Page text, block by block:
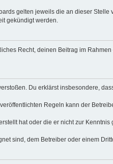
gelten jeweils die an dieser Stelle
gekündigt werden.
Recht, deinen Beitrag im Rahmen
Du erklärst insbesondere,
Regeln kann der
hat oder die er nicht zur
sind, dem Betreiber oder einem